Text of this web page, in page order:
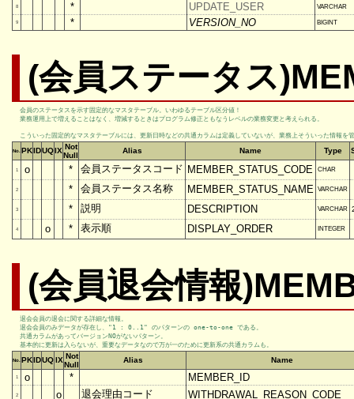
8 * UPDATE_USER VARCHAR
9 * VERSION_NO BIGINT
(会員ステータス
会員のステータスを示す固定的なマスタテーブル。いわゆるテーブル区分値！
業務運用上で増えることはなく、増減するときはプログラム修正ともなうレベルの業務変更と考えられる。
こういった固定的なマスタテーブルには、更新日時などの共通カラムは定義していないが、業務上そういった情報
No.PKIDUQIX Not
Null
Alias Name Type
1 o * 会員ステータスコード MEMBER_STATUS_CODE CHAR
2 * 会員ステータス名称 MEMBER_STATUS_NAME VARCHAR
3 * 説明 DESCRIPTION VARCHAR
4 o * 表示順 DISPLAY_ORDER INTEGER
(会員退会情報
退会会員の退会に関する詳細な情報。
退会会員のみデータが存在し、"1 : 0..1" のパターンの one-to-one である。
共通カラムがあってバージョンNOがないパターン。
基本的に更新は入らないが、重要なデータなので万が一のために更新系の共通カラムも。
No.PKIDUQIX Not
Null
Alias Name
1 o * MEMBER_ID
2 o 退会理由コード WITHDRAWAL_REASON_CODE